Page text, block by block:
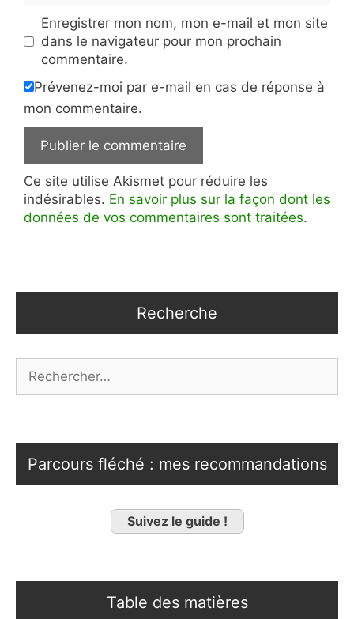
Enregistrer mon nom, mon e-mail et mon site
dans le navigateur pour mon prochain
commentaire.
Prévenez-moi par e-mail en cas de réponse à
mon commentaire.
Ce site utilise Akismet pour réduire les
indésirables. En savoir plus sur la façon dont les
données de vos commentaires sont traitées.
Recherche
Parcours fléché : mes recommandations
Suivez le guide !
Table des matières